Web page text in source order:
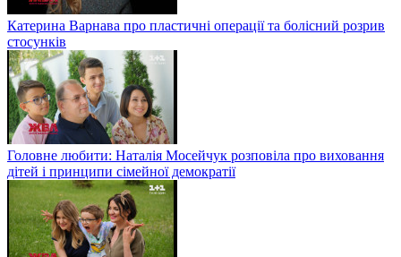
Катерина Варнава про пластичні операції та болісний розрив
стосунків
Головне любити: Наталія Мосейчук розповіла про виховання
дітей і принципи сімейної демократії